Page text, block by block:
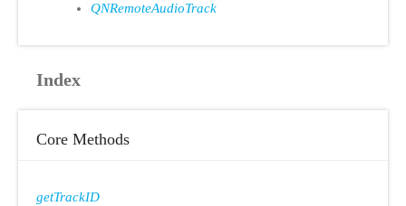
QNRemoteAudioTrack
Index
Core Methods
getTrackID